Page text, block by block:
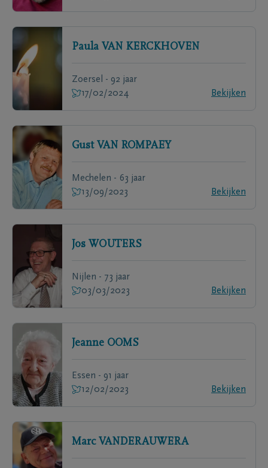
Paula VAN KERCKHOVEN
Zoersel - 92 jaar
17/02/2024
Bekijken
Gust VAN ROMPAEY
Mechelen - 63 jaar
13/09/2023
Bekijken
Jos WOUTERS
Nijlen - 73 jaar
03/03/2023
Bekijken
Jeanne OOMS
Essen - 91 jaar
12/02/2023
Bekijken
Marc VANDERAUWERA